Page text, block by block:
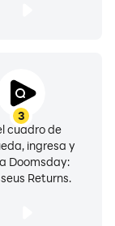
3
cuadro de
ingresa y
Doomsday:
Returns.